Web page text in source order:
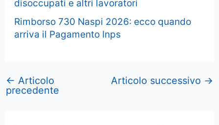
disoccupati e altri lavoratori
Rimborso 730 Naspi 2026: ecco quando
arriva il Pagamento Inps
← Articolo
precedente
Articolo successivo →